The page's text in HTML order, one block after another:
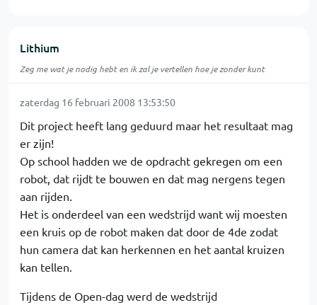
Lithium
Zeg me wat je nodig hebt en ik zal je vertellen hoe je zonder kunt
zaterdag 16 februari 2008 13:53:50
Dit project heeft lang geduurd maar het resultaat mag
er zijn!
Op school hadden we de opdracht gekregen om een
robot, dat rijdt te bouwen en dat mag nergens tegen
aan rijden.
Het is onderdeel van een wedstrijd want wij moesten
een kruis op de robot maken dat door de 4de zodat
hun camera dat kan herkennen en het aantal kruizen
kan tellen.
Tijdens de Open-dag werd de wedstrijd